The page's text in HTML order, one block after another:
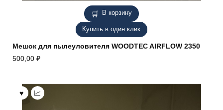
В корзину
Купить в один клик
Мешок для пылеуловителя WOODTEC AIRFLOW 2350
500,00 ₽